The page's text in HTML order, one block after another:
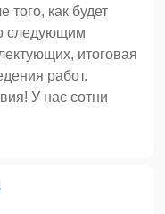
того, как будет
следующим
итоговая
работ.
У нас сотни